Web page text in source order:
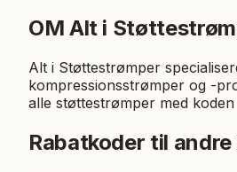
OM Alt i
Alt i Støttestrømper
kompressionsstrømper og -
alle støttestrømper med
Rabatkoder til